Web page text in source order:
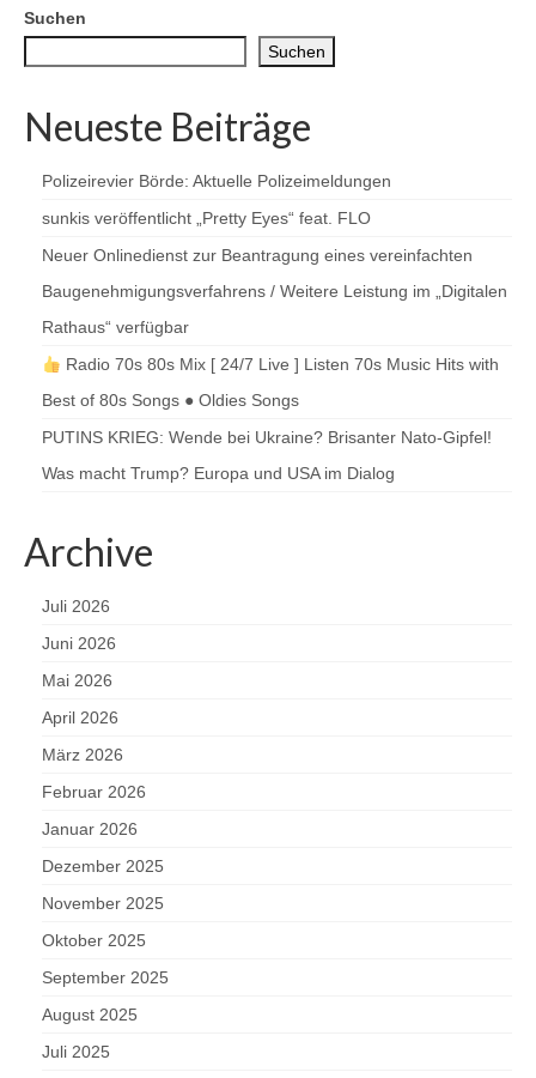
Suchen
Suchen
Neueste Beiträge
Polizeirevier Börde: Aktuelle Polizeimeldungen
sunkis veröffentlicht „Pretty Eyes“ feat. FLO
Neuer Onlinedienst zur Beantragung eines vereinfachten
Baugenehmigungsverfahrens / Weitere Leistung im „Digitalen
Rathaus“ verfügbar
Radio 70s 80s Mix [ 24/7 Live ] Listen 70s Music Hits with
Best of 80s Songs ● Oldies Songs
PUTINS KRIEG: Wende bei Ukraine? Brisanter Nato-Gipfel!
Was macht Trump? Europa und USA im Dialog
Archive
Juli 2026
Juni 2026
Mai 2026
April 2026
März 2026
Februar 2026
Januar 2026
Dezember 2025
November 2025
Oktober 2025
September 2025
August 2025
Juli 2025